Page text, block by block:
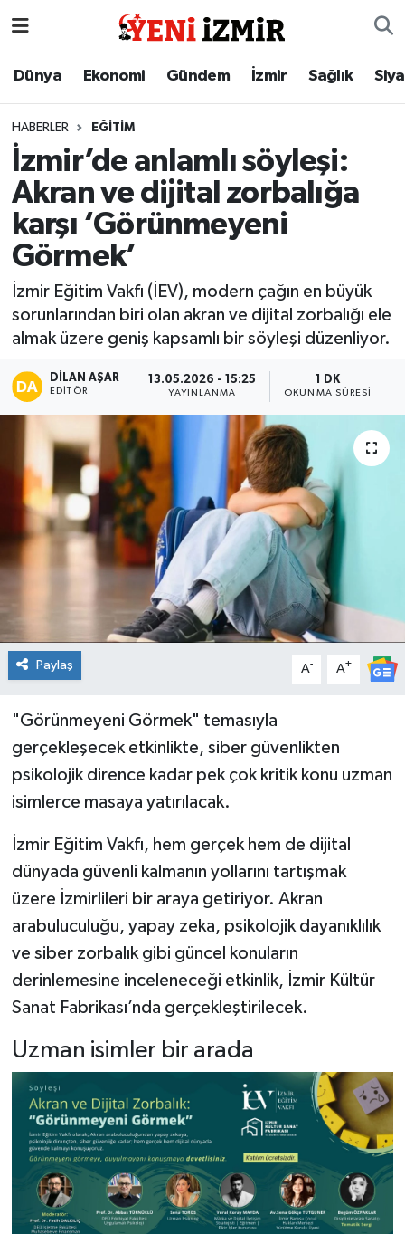
Dünya Ekonomi Gündem İzmir Sağlık
HABERLER EĞITIM
İzmir’de anlamlı söyleşi:
Akran ve dijital zorbalığa
karşı ‘Görünmeyeni
Görmek’
İzmir Eğitim Vakfı (İEV), modern çağın en büyük
sorunlarından biri olan akran ve dijital zorbalığı ele
almak üzere geniş kapsamlı bir söyleşi düzenliyor.
DILAN AŞAR
EDITÖR
13.05.2026 - 15:25
YAYINLANMA
1 DK
OKUNMA SÜRESI
Paylaş A- A+
"Görünmeyeni Görmek" temasıyla
gerçekleşecek etkinlikte, siber güvenlikten
psikolojik dirence kadar pek çok kritik konu uzman
isimlerce masaya yatırılacak.
İzmir Eğitim Vakfı, hem gerçek hem de dijital
dünyada güvenli kalmanın yollarını tartışmak
üzere İzmirlileri bir araya getiriyor. Akran
arabuluculuğu, yapay zeka, psikolojik dayanıklılık
ve siber zorbalık gibi güncel konuların
derinlemesine inceleneceği etkinlik, İzmir Kültür
Sanat Fabrikası’nda gerçekleştirilecek.
Uzman isimler bir arada
Dünya
Gündem
İzmir
Sağlık
Siyaset
Magazin
Resmi İlanlar
Spor
Teknoloji
Tatil ve Seyahat
Okul Gazetesi
İzmir Nöbetçi Eczaneler
İzmir Namaz Vakitleri
İzmir Trafik Yoğunluk Haritası
Süper Lig Puan Durumu ve Fikstür
Tüm Manşetler
Son Dakika Haberleri
Haber Arşivi